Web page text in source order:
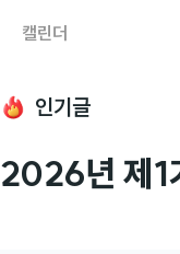
캘린더
인기글
2026년 제1